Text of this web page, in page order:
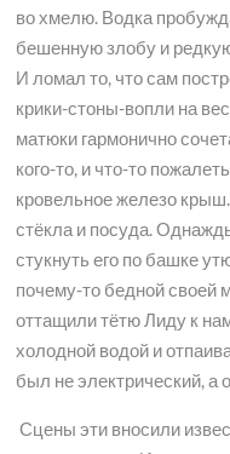
во хмелю. Водка
бешенную злобу и
И ломал то, что сам
крики-стоны-вопли на
матюки гармонично
кого-то, и что-то
кровельное железо
стёкла и посуда.
стукнуть его по башке
почему-то бедной своей
оттащили тётю Лиду к
холодной водой и
был не электрический, а
Сцены эти вносили